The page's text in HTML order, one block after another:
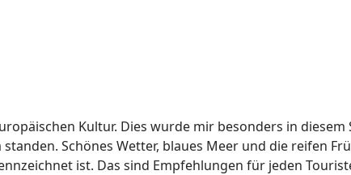
Kultur. Dies wurde mir besonders in diesem
Schönes Wetter, blaues Meer und die reifen
ist. Das sind Empfehlungen für jeden